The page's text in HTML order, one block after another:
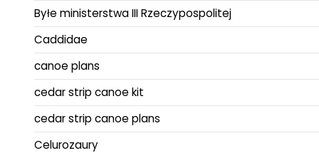
Byłe ministerstwa III Rzeczypospolitej
Caddidae
canoe plans
cedar strip canoe kit
cedar strip canoe plans
Celurozaury